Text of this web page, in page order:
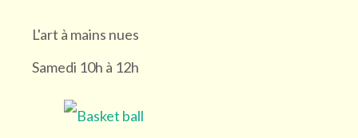
L'art à mains nues
Samedi 10h à 12h